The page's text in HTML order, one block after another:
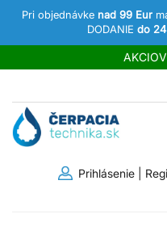
Pri objednávke nad 99 Eur
DODANIE do
Prihlásenie